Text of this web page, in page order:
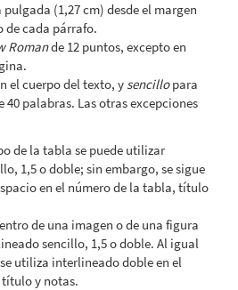
(1,27 cm) desde el margen
de cada párrafo.
Romande 12 puntos, excepto en
el cuerpo del texto, y sencillopara
40 palabras. Las otras excepciones
de la tabla se puede utilizar
1,5 o doble; sin embargo, se sigue
en el número de la tabla, título
de una imagen o de una figura
sencillo, 1,5 o doble. Al igual
utiliza interlineado doble en el
y notas.